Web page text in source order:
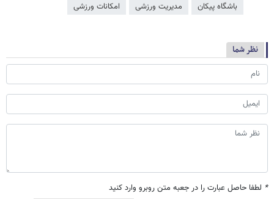
باشگاه پیکان مدیریت ورزشی امکانات ورزشی
نظر شما
* لطفا حاصل عبارت را در جعبه متن روبرو وارد کنید